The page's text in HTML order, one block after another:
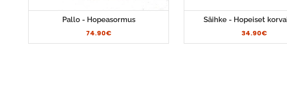
Pallo - Hopeasormus
74.90€
Säihke - Hopeiset
34.90€